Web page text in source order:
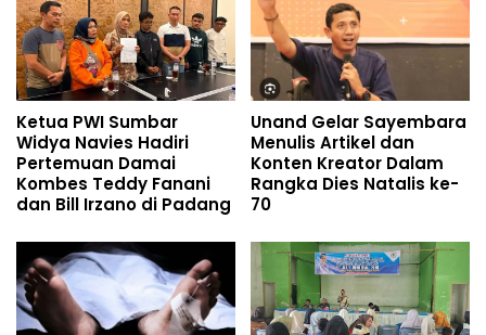
Ketua PWI Sumbar
Widya Navies Hadiri
Pertemuan Damai
Kombes Teddy Fanani
dan Bill Irzano di Padang
Unand Gelar Sayembara
Menulis Artikel dan
Konten Kreator Dalam
Rangka Dies Natalis ke-
70